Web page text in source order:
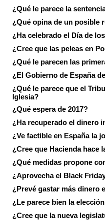
¿Qué le parece la
¿Qué opina de un posible
¿Ha celebrado el Día de
¿Cree que las peleas en
¿Qué le parecen las
¿El Gobierno de España
¿Qué le parece que el
Iglesia?
¿Qué espera de 2017?
¿Ha recuperado el dinero
¿Ve factible en España la
¿Cree que Hacienda hace
¿Qué medidas propone
¿Aprovecha el Black
¿Prevé gastar más dinero
¿Le parece bien la
¿Cree que la nueva